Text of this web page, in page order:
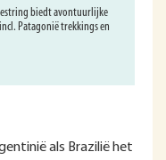
biedt avontuurlijke
Patagonië trekkings en
als Brazilië het